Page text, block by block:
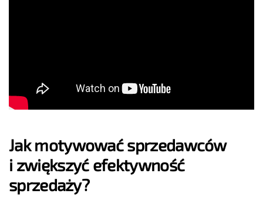
Jak motywować sprzedawców
i zwiększyć efektywność
sprzedaży?